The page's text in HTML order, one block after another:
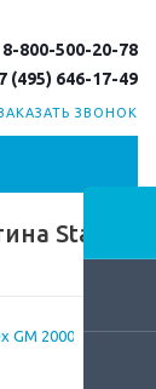
8-800-500-20-78
(495) 646-17-49
ЗВОНОК
Stalex